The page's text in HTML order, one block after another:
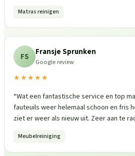
Matras reinigen
FS Fransje Sprunken
Google review
★★★★★
“Wat een fantastische service en top
fauteuils weer helemaal schoon en fris
ziet er weer als nieuw uit. Zeer aan te
Meubelreiniging